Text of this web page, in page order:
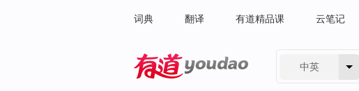
词典 翻译 有道精品课 云笔记
中英